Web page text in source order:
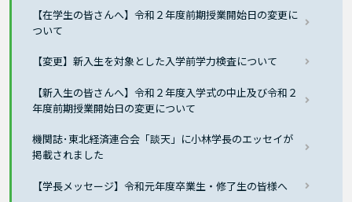
【在学生の皆さんへ】令和２年度前期授業開始日の変更に
ついて
【変更】新入生を対象とした入学前学力検査について
【新入生の皆さんへ】令和２年度入学式の中止及び令和２
年度前期授業開始日の変更について
機関誌･東北経済連合会「談天」に小林学長のエッセイが
掲載されました
【学長メッセージ】令和元年度卒業生・修了生の皆様へ